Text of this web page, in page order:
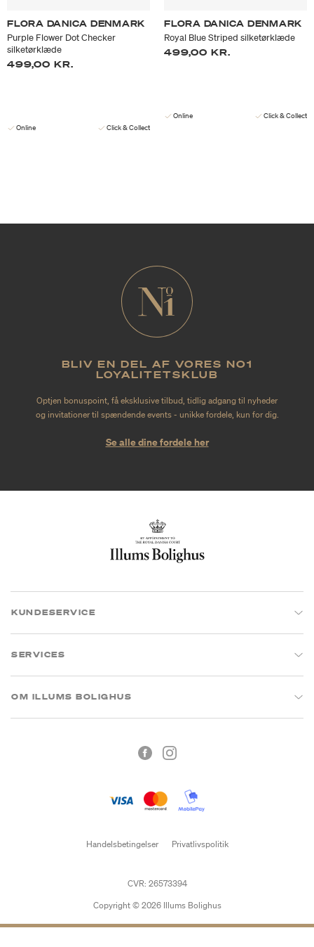
FLORA DANICA DENMARK
Purple Flower Dot Checker
silketørklæde
499,00 KR.
Online Click & Collect
FLORA DANICA DENMARK
Royal Blue Striped silketørklæde
499,00 KR.
Online Click & Collect
BLIV EN DEL AF VORES NO1
LOYALITETSKLUB
Optjen bonuspoint, få eksklusive tilbud, tidlig adgang til nyheder
og invitationer til spændende events - unikke fordele, kun for dig.
Se alle dine fordele her
KUNDESERVICE
SERVICES
OM ILLUMS BOLIGHUS
Handelsbetingelser Privatlivspolitik
CVR: 26573394
Copyright © 2026 Illums Bolighus